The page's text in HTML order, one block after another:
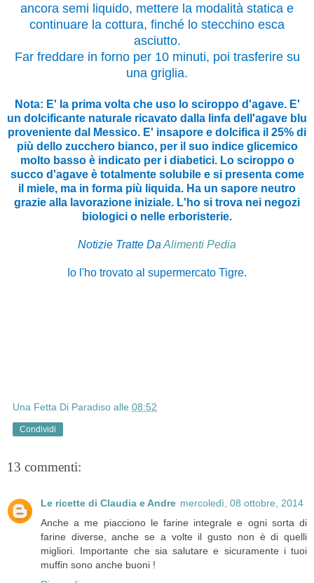
ancora semi liquido, mettere la modalità statica e
continuare la cottura, finché lo stecchino esca
asciutto.
Far freddare in forno per 10 minuti, poi trasferire su
una griglia.
Nota: E' la prima volta che uso lo sciroppo d'agave. E'
un dolcificante naturale ricavato dalla linfa dell'agave blu
proveniente dal Messico. E' insapore e dolcifica il 25% di
più dello zucchero bianco, per il suo indice glicemico
molto basso è indicato per i diabetici. Lo sciroppo o
succo d'agave è totalmente solubile e si presenta come
il miele, ma in forma più liquida. Ha un sapore neutro
grazie alla lavorazione iniziale. L'ho si trova nei negozi
biologici o nelle erboristerie.
Notizie Tratte Da Alimenti Pedia
Io l'ho trovato al supermercato Tigre.
Una Fetta Di Paradiso alle 08:52
Condividi
13 commenti:
Le ricette di Claudia e Andre mercoledì, 08 ottobre, 2014
Anche a me piacciono le farine integrale e ogni sorta di
farine diverse, anche se a volte il gusto non è di quelli
migliori. Importante che sia salutare e sicuramente i tuoi
muffin sono anche buoni !